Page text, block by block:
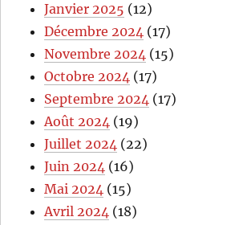
Janvier 2025 (12)
Décembre 2024 (17)
Novembre 2024 (15)
Octobre 2024 (17)
Septembre 2024 (17)
Août 2024 (19)
Juillet 2024 (22)
Juin 2024 (16)
Mai 2024 (15)
Avril 2024 (18)